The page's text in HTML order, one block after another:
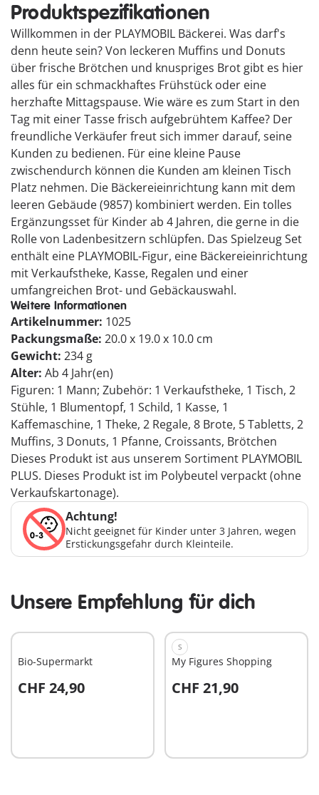
Produktspezifikationen
Willkommen in der PLAYMOBIL Bäckerei. Was darf's
denn heute sein? Von leckeren Muffins und Donuts
über frische Brötchen und knuspriges Brot gibt es hier
alles für ein schmackhaftes Frühstück oder eine
herzhafte Mittagspause. Wie wäre es zum Start in den
Tag mit einer Tasse frisch aufgebrühtem Kaffee? Der
freundliche Verkäufer freut sich immer darauf, seine
Kunden zu bedienen. Für eine kleine Pause
zwischendurch können die Kunden am kleinen Tisch
Platz nehmen. Die Bäckereieinrichtung kann mit dem
leeren Gebäude (9857) kombiniert werden. Ein tolles
Ergänzungsset für Kinder ab 4 Jahren, die gerne in die
Rolle von Ladenbesitzern schlüpfen. Das Spielzeug Set
enthält eine PLAYMOBIL-Figur, eine Bäckereieinrichtung
mit Verkaufstheke, Kasse, Regalen und einer
umfangreichen Brot- und Gebäckauswahl.
Weitere Informationen
Artikelnummer: 1025
Packungsmaße: 20.0 x 19.0 x 10.0 cm
Gewicht: 234 g
Alter: Ab 4 Jahr(en)
Figuren: 1 Mann; Zubehör: 1 Verkaufstheke, 1 Tisch, 2
Stühle, 1 Blumentopf, 1 Schild, 1 Kasse, 1
Kaffemaschine, 1 Theke, 2 Regale, 8 Brote, 5 Tabletts, 2
Muffins, 3 Donuts, 1 Pfanne, Croissants, Brötchen
Dieses Produkt ist aus unserem Sortiment PLAYMOBIL
PLUS. Dieses Produkt ist im Polybeutel verpackt (ohne
Verkaufskartonage).
Achtung!
Nicht geeignet für Kinder unter 3 Jahren, wegen
Erstickungsgefahr durch Kleinteile.
Unsere Empfehlung für dich
Bio-Supermarkt
CHF 24,90
In den Warenkorb
S
My Figures Shopping
CHF 21,90
In den Warenkorb